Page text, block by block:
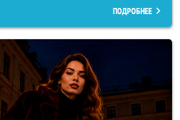
ПОДРОБНЕЕ